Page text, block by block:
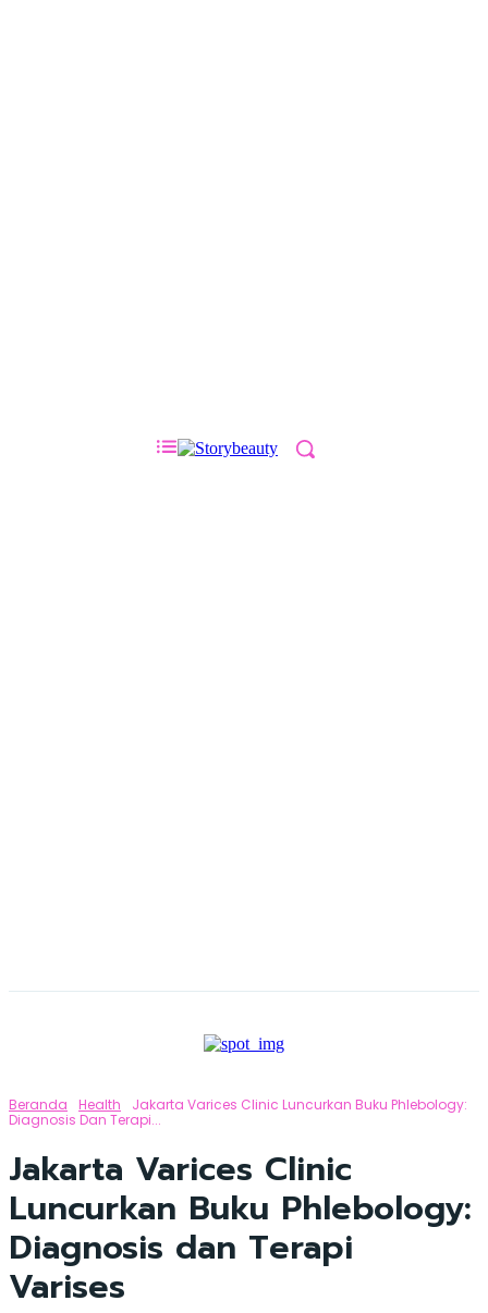
Beranda Health
Jakarta Varices Clinic Luncurkan Buku Phlebology:
Diagnosis Dan Terapi...
Jakarta Varices Clinic
Luncurkan Buku Phlebology:
Diagnosis dan Terapi
Varises